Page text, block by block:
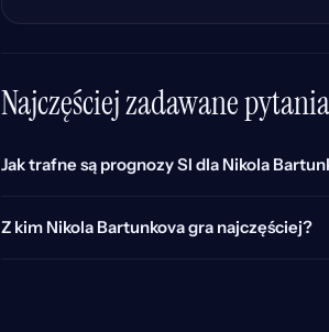
Najczęściej zadawane pytania
Jak trafne są prognozy SI dla Nikola
Z kim Nikola Bartunkova gra najczęściej?